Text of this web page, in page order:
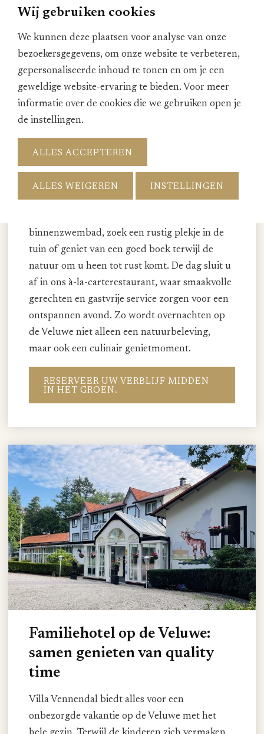
Hotel op de Veluwe met
zwembad en restaurant
Na een dag vol indrukken is het tijd om te
binnenzwembad, zoek een rustig plekje in de
tuin of geniet van een goed boek terwijl de
natuur om u heen tot rust komt. De dag sluit u
af in ons à-la-carterestaurant, waar smaakvolle
gerechten en gastvrije service zorgen voor een
ontspannen avond. Zo wordt overnachten op
de Veluwe niet alleen een natuurbeleving,
maar ook een culinair genietmoment.
RESERVEER UW VERBLIJF MIDDEN
IN HET GROEN.
Familiehotel op de Veluwe:
samen genieten van quality
time
Villa Vennendal biedt alles voor een
onbezorgde vakantie op de Veluwe met het
Wij gebruiken cookies
We kunnen deze plaatsen voor analyse van onze
bezoekersgegevens, om onze website te verbeteren,
gepersonaliseerde inhoud te tonen en om je een
geweldige website-ervaring te bieden. Voor meer
informatie over de cookies die we gebruiken open je
de instellingen.
ALLES ACCEPTEREN
ALLES WEIGEREN INSTELLINGEN